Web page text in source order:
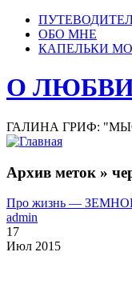
ОБО МНЕ
КАПЕЛЬКИ
О
ГАЛИНА ГРИФ:
Архив меток »
Про жизнь —
admin
17
Июл 2015